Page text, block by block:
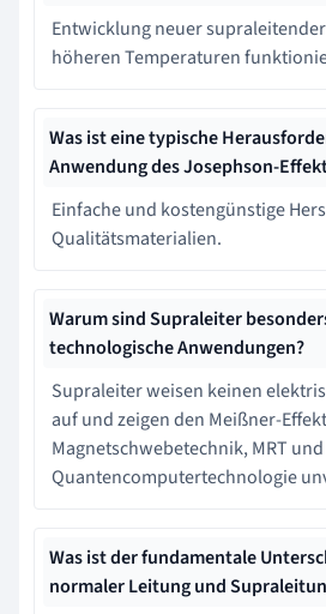
Entwicklung neuer
höheren Temperaturen
Was ist eine typische
Anwendung des Josephson-
Einfache und kostengünstige
Qualitätsmaterialien.
Warum sind Supraleiter
technologische Anwendungen?
Supraleiter weisen keinen
auf und zeigen den Meißner-
Magnetschwebetechnik, MRT und
Quantencomputertechnologie
Was ist der fundamentale
normaler Leitung und